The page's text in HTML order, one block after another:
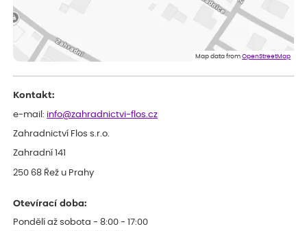
Rostliny byly v pořádku, dobře zabalené, celková spokojenost.
Doporučuji :). Spokojenost, stromky v pěkném stavu. Jediné, co
my chybělo, bylo komunikování nedostupného zboží před
Map data fromOpenStreetMap
Kontakt:
e-mail: info@zahradnictvi-flos.cz
Zahradnictví Flos s.r.o.
Zahradní 141
250 68 Řež u Prahy
Otevírací doba:
Pondělí až sobota - 8:00 - 17:00